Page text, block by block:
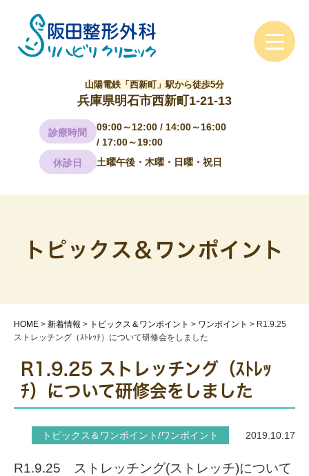
診療時間
09:00～12:00 / 14:00～16:00
/ 17:00～19:00
休診日
土曜午後・木曜・日曜・祝日
山陽電鉄「西新町」駅から徒歩5分
兵庫県明石市西新町1-21-13
トピックス＆ワンポイント
HOME > 新着情報 > トピックス＆ワンポイント > ワンポイント > R1.9.25
ストレッチング（ｽﾄﾚｯﾁ）について研修会をしました
R1.9.25 ストレッチング（ｽﾄﾚｯ
ﾁ）について研修会をしました
トピックス＆ワンポイント/ワンポイント 2019.10.17
R1.9.25 ストレッチング(ストレッチ)について